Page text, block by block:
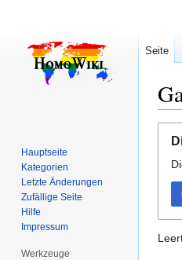
Seite
Hauptseite
Kategorien
Letzte Änderungen
Zufällige Seite
Hilfe
Impressum
Werkzeuge